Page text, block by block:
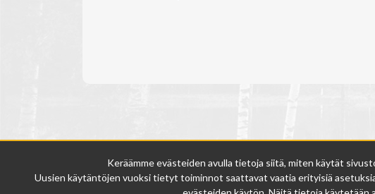
Keräämme evästeiden avulla tietoja siitä, miten käytät
Uusien käytäntöjen vuoksi tietyt toiminnot saattavat vaatia erityisiä